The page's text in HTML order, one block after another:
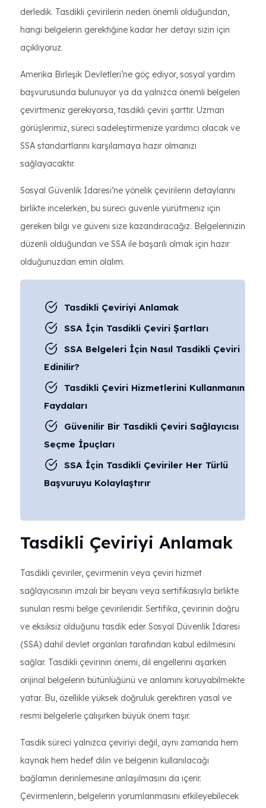
derledik. Tasdikli çevirilerin neden önemli olduğundan,
hangi belgelerin gerektiğine kadar her detayı sizin için
açıklıyoruz.
Amerika Birleşik Devletleri’ne göç ediyor, sosyal yardım
başvurusunda bulunuyor ya da yalnızca önemli belgeleri
çevirtmeniz gerekiyorsa, tasdikli çeviri şarttır. Uzman
görüşlerimiz, süreci sadeleştirmenize yardımcı olacak ve
SSA standartlarını karşılamaya hazır olmanızı
sağlayacaktır.
Sosyal Güvenlik İdaresi’ne yönelik çevirilerin detaylarını
birlikte incelerken, bu süreci güvenle yürütmeniz için
gereken bilgi ve güveni size kazandıracağız. Belgelerinizin
düzenli olduğundan ve SSA ile başarılı olmak için hazır
olduğunuzdan emin olalım.
Tasdikli Çeviriyi Anlamak
SSA İçin Tasdikli Çeviri Şartları
SSA Belgeleri İçin Nasıl Tasdikli Çeviri
Edinilir?
Tasdikli Çeviri Hizmetlerini Kullanmanın
Faydaları
Güvenilir Bir Tasdikli Çeviri Sağlayıcısı
Seçme İpuçları
SSA İçin Tasdikli Çeviriler Her Türlü
Başvuruyu Kolaylaştırır
Tasdikli Çeviriyi Anlamak
Tasdikli çeviriler, çevirmenin veya çeviri hizmet
sağlayıcısının imzalı bir beyanı veya sertifikasıyla birlikte
sunulan resmi belge çevirileridir. Sertifika, çevirinin doğru
ve eksiksiz olduğunu tasdik eder Sosyal Düvenlik İdaresi
(SSA) dahil devlet organları tarafından kabul edilmesini
sağlar. Tasdikli çevirinin önemi, dil engellerini aşarken
orijinal belgelerin bütünlüğünü ve anlamını koruyabilmekte
yatar. Bu, özellikle yüksek doğruluk gerektiren yasal ve
resmi belgelerle çalışırken büyük önem taşır.
Tasdik süreci yalnızca çeviriyi değil, aynı zamanda hem
kaynak hem hedef dilin ve belgenin kullanılacağı
bağlamın derinlemesine anlaşılmasını da içerir.
Çevirmenlerin, belgelerin yorumlanmasını etkileyebilecek